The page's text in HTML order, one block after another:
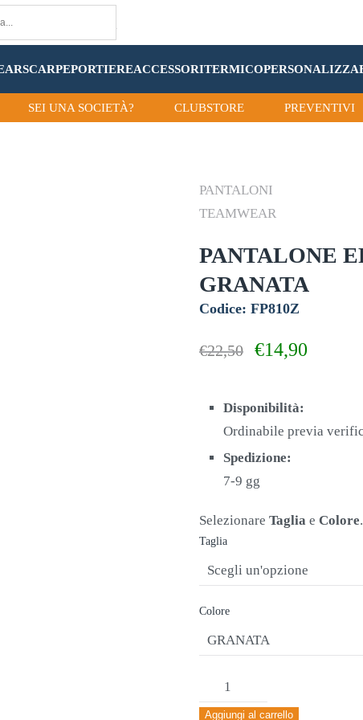
SCARPEPORTIEREACCESSORITERMICOPERSONALIZZA
SEI UNA SOCIETÀ? CLUBSTORE PREVENTIVI
PANTALONI
TEAMWEAR
PANTALONE
GRANATA
Codice: FP810Z
€22,50
era:
€22,50.
€14,90
€14,90.
Disponibilità:
Ordinabile previa
Spedizione:
7-9 gg
Selezionare Taglia e Colore.
Taglia
Colore
PANTALONE
ERREA'
Aggiungi al carrello